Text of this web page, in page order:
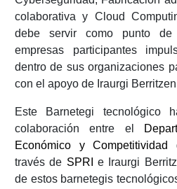
colaborativa y Cloud
debe servir como punto
empresas participantes
dentro de sus organizaciones
con el apoyo de Iraurgi
Este Barnetegi tecnológico
colaboración entre el
Económico y Competitividad
través de SPRI
e Iraurgi
de estos barnetegis